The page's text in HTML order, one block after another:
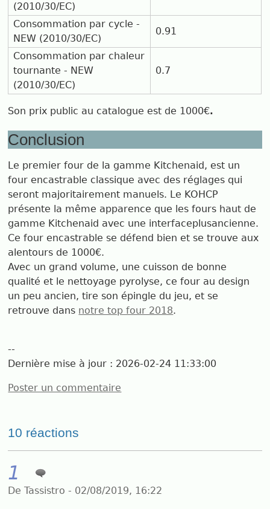
(2010/30/EC)
Consommation par cycle -
NEW (2010/30/EC)
0.91
Consommation par chaleur
tournante - NEW
(2010/30/EC)
0.7
Son prix public au catalogue est de 1000€.
Conclusion
Le premier four de la gamme Kitchenaid, est un
four encastrable classique avec des réglages qui
seront majoritairement manuels. Le KOHCP
présente la même apparence que les fours haut de
gamme Kitchenaid avec une interfaceplusancienne.
Ce four encastrable se défend bien et se trouve aux
alentours de 1000€.
Avec un grand volume, une cuisson de bonne
qualité et le nettoyage pyrolyse, ce four au design
un peu ancien, tire son épingle du jeu, et se
retrouve dans notre top four 2018.
--
Dernière mise à jour : 2026-02-24 11:33:00
Poster un commentaire
10 réactions
1
De Tassistro - 02/08/2019, 16:22